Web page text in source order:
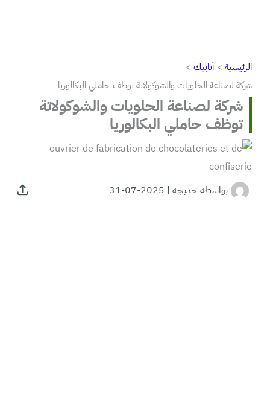
الرئيسية
أنابيك
شركة لصناعة الحلويات والشوكولاتة توظف حاملي البكالوريا
شركة لصناعة الحلويات والشوكولاتة
توظف حاملي البكالوريا
بواسطةخديجة |
2025-07-31